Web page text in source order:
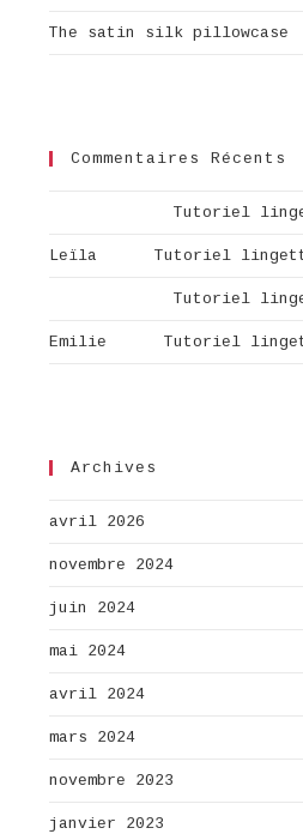
The satin silk pillowcase
Commentaires Récents
dansTutoriel
Leïla dansTutoriel
dansTutoriel
Emilie dansTutoriel
Archives
avril 2026
novembre 2024
juin 2024
mai 2024
avril 2024
mars 2024
novembre 2023
janvier 2023